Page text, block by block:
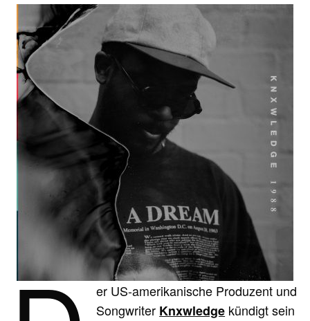
er US-amerikanische Produzent und
Songwriter Knxwledge kündigt sein